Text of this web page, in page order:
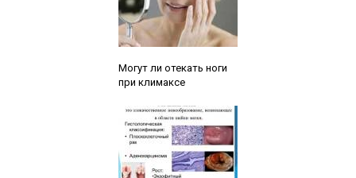
Могут ли отекать ноги
при климаксе